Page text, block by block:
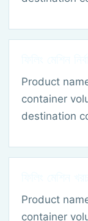
Product
container
destination
Product
container